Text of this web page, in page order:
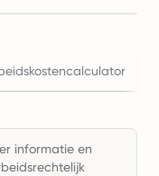
informatie en